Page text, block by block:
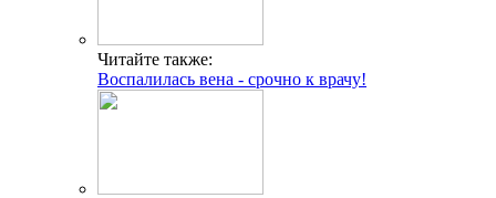
Читайте также:
Воспалилась вена - срочно к врачу!